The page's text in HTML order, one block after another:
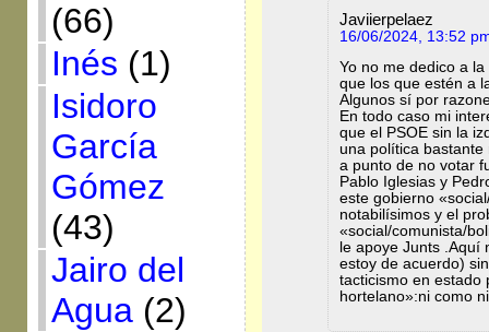
(66)
Inés (1)
Isidoro
García
Gómez
(43)
Jairo del
Agua(2)
Javiierpelaez
16/06/2024, 13:52
Yo no me dedico a
que los que estén a
Algunos sí por
En todo caso mi
que el PSOE sin la
una política
a punto de no votar
Pablo Iglesias y
este gobierno
notabilísimos y el
«social/comunista/
le apoye Junts .Aquí
estoy de acuerdo)
tacticismo en estado
hortelano»:ni como